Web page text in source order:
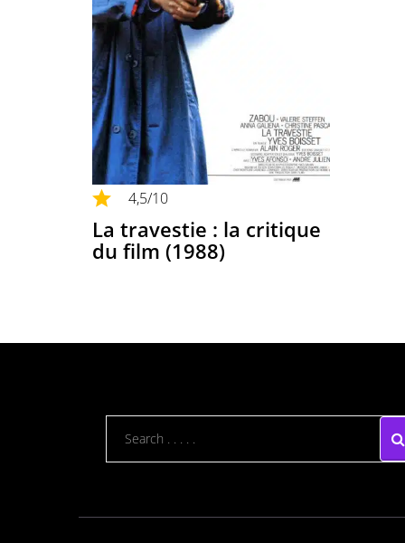
4,5/10
La travestie : la critique
du film (1988)